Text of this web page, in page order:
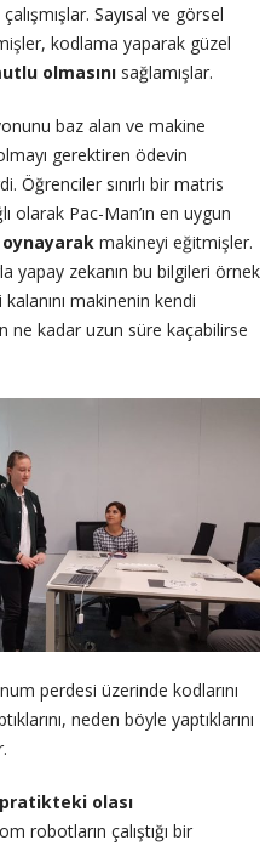
Sayısal ve görsel
kodlama yaparak güzel
olmasınısağlamışlar.
baz alan ve makine
gerektiren ödevin
Öğrenciler sınırlı bir matris
olarak Pac-Man’ın en uygun
makineyi eğitmişler.
yapay zekanın bu bilgileri örnek
makinenin kendi
ne kadar uzun süre kaçabilirse
perdesi üzerinde kodlarını
neden böyle yaptıklarını
pratikteki olası
robotların çalıştığı bir